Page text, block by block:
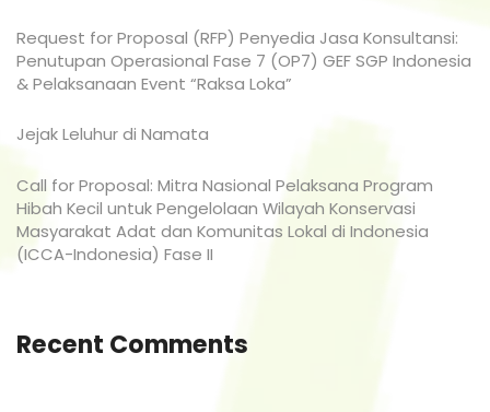
Request for Proposal (RFP) Penyedia Jasa Konsultansi:
Penutupan Operasional Fase 7 (OP7) GEF SGP Indonesia
& Pelaksanaan Event “Raksa Loka”
Jejak Leluhur di Namata
Call for Proposal: Mitra Nasional Pelaksana Program
Hibah Kecil untuk Pengelolaan Wilayah Konservasi
Masyarakat Adat dan Komunitas Lokal di Indonesia
(ICCA-Indonesia) Fase II
Recent Comments